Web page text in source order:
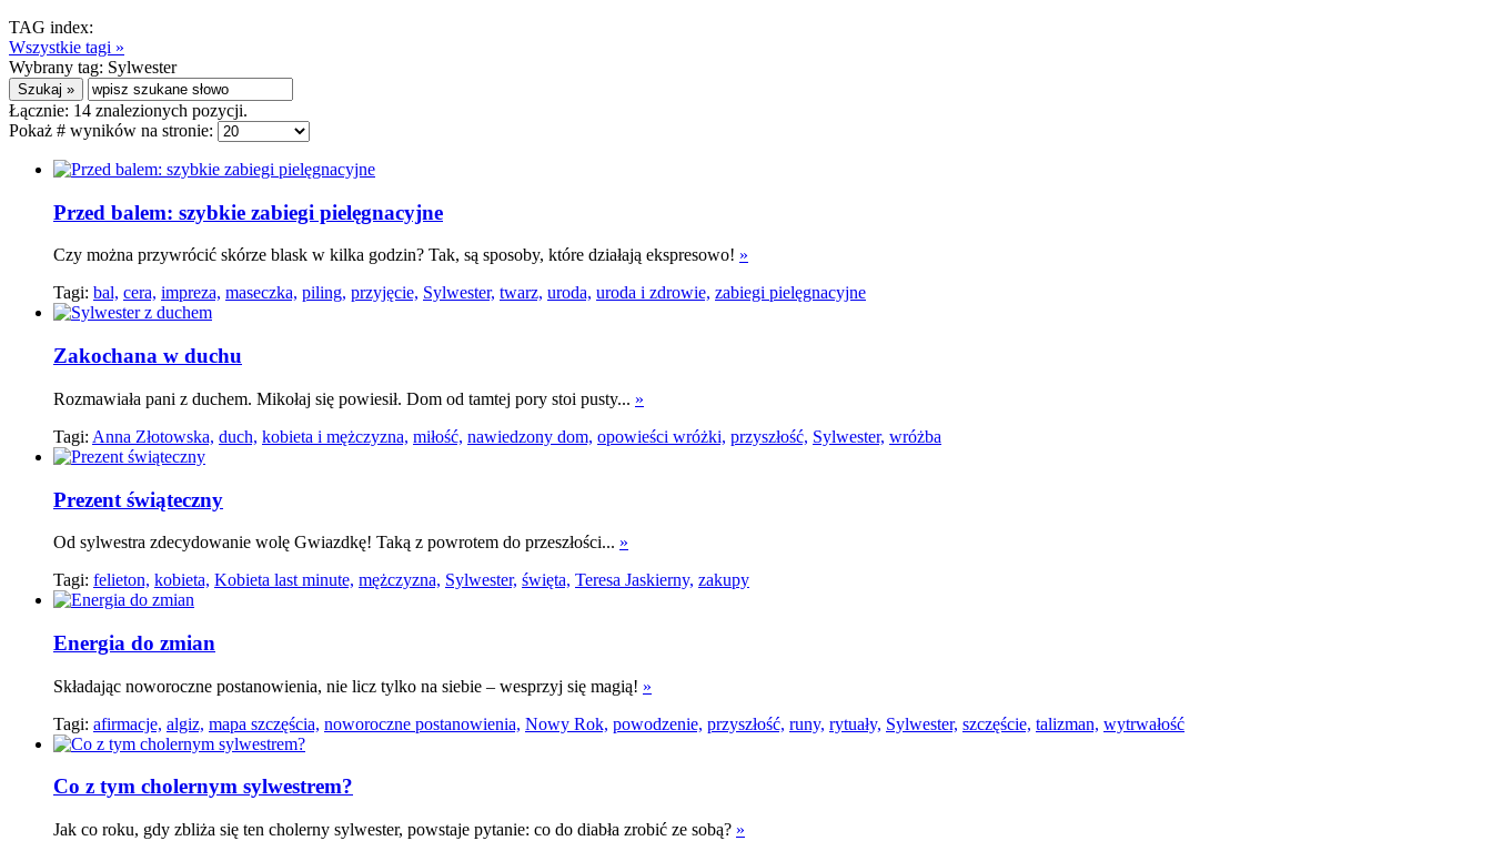
TAG index:
Wszystkie tagi »
Wybrany tag: Sylwester
Łącznie: 14 znalezionych pozycji.
Pokaż # wyników na stronie:
Przed balem: szybkie zabiegi pielęgnacyjne
Czy można przywrócić skórze blask w kilka godzin? Tak, są sposoby, które działają ekspresowo! »
Tagi: bal, cera, impreza, maseczka, piling, przyjęcie, Sylwester, twarz, uroda, uroda i zdrowie, zabiegi pielęgnacyjne
Zakochana w duchu
Rozmawiała pani z duchem. Mikołaj się powiesił. Dom od tamtej pory stoi pusty... »
Tagi: Anna Złotowska, duch, kobieta i mężczyzna, miłość, nawiedzony dom, opowieści wróżki, przyszłość, Sylwester, wróżba
Prezent świąteczny
Od sylwestra zdecydowanie wolę Gwiazdkę! Taką z powrotem do przeszłości... »
Tagi: felieton, kobieta, Kobieta last minute, mężczyzna, Sylwester, święta, Teresa Jaskierny, zakupy
Energia do zmian
Składając noworoczne postanowienia, nie licz tylko na siebie – wesprzyj się magią! »
Tagi: afirmacje, algiz, mapa szczęścia, noworoczne postanowienia, Nowy Rok, powodzenie, przyszłość, runy, rytuały, Sylwester, szczęście, talizman, wytrwałość
Co z tym cholernym sylwestrem?
Jak co roku, gdy zbliża się ten cholerny sylwester, powstaje pytanie: co do diabła zrobić ze sobą? »